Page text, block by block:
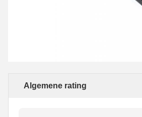
Algemene rating